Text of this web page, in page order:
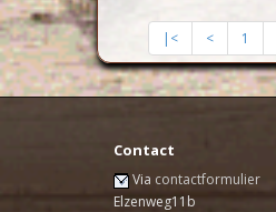
|< < 1
Contact
Via contactformulier
Elzenweg11b